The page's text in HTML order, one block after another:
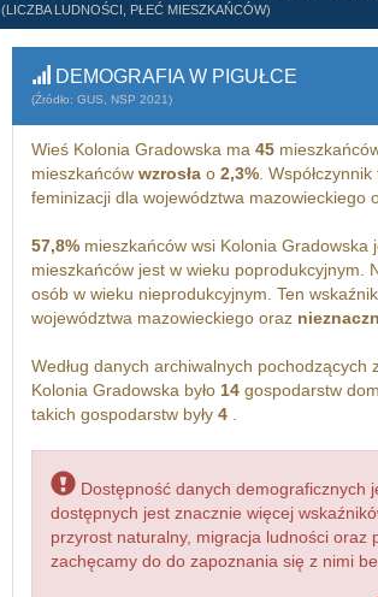
(LICZBA LUDNOŚCI, PŁEĆ MIESZKAŃCÓW)
DEMOGRAFIA W PIGUŁCE
(Źródło: GUS, NSP 2021)
Wieś Kolonia Gradowska ma 45
mieszkańców wzrosłao 2,3%.
feminizacji dla województwa mazowieckiego
57,8%mieszkańców wsi Kolonia Gradowska
mieszkańców jest w wieku poprodukcyjnym.
osób w wieku nieprodukcyjnym. Ten
województwa mazowieckiego oraz
Według danych archiwalnych
Kolonia Gradowska było 14gospodarstw
takich gospodarstw były 4.
Dostępność danych demograficznych
dostępnych jest znacznie więcej
przyrost naturalny, migracja ludności
zachęcamy do do zapoznania się z nimi